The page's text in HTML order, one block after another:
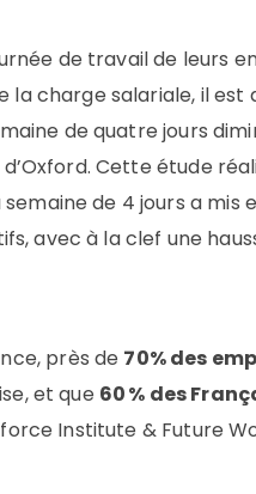
de travail de leurs
la charge salariale, il
de quatre jours
d’Oxford. Cette étude
semaine de 4 jours a mis
avec à la clef une
près de 70% des
et que 60 % des
Institute & Future